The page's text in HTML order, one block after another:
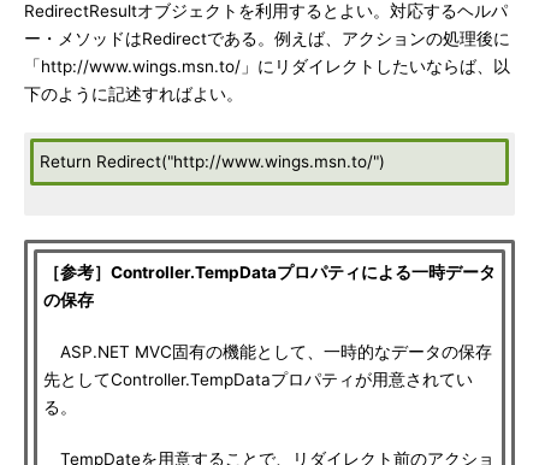
RedirectResultオブジェクトを利用するとよい。対応するヘルパ
ー・メソッドはRedirectである。例えば、アクションの処理後に
「http://www.wings.msn.to/」にリダイレクトしたいならば、以
下のように記述すればよい。
Return Redirect("http://www.wings.msn.to/")
［参考］Controller.TempDataプロパティによる一時データ
の保存
ASP.NET MVC固有の機能として、一時的なデータの保存
先としてController.TempDataプロパティが用意されてい
る。
TempDateを用意することで、リダイレクト前のアクショ